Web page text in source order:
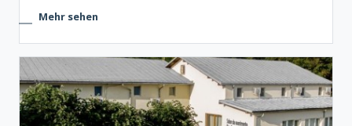
Mehr sehen